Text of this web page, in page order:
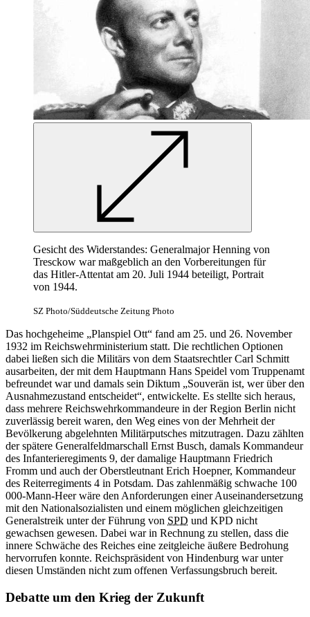
Gesicht des Widerstandes: Generalmajor Henning von
Tresckow warmaßgeblich an den Vorbereitungen für
das Hitler-Attentat am 20. Juli 1944 beteiligt, Portrait
von 1944.
SZ Photo/Süddeutsche Zeitung Photo
Das hochgeheime „Planspiel Ott“ fand am 25. und 26. November
1932 im Reichswehrministerium statt. Die rechtlichen Optionen
dabei ließen sich die Militärs von dem Staatsrechtler Carl Schmitt
ausarbeiten, der mit dem Hauptmann Hans Speidel vom Truppenamt
befreundet warund damals sein Diktum „Souverän ist, wer über den
Ausnahmezustand entscheidet“, entwickelte. Es stellte sich heraus,
dass mehrere Reichswehrkommandeure in der Region Berlin nicht
zuverlässig bereit waren, den Weg eines von der Mehrheit der
Bevölkerung abgelehnten Militärputsches mitzutragen. Dazu zählten
der spätere Generalfeldmarschall Ernst Busch, damals Kommandeur
des Infanterieregiments 9, der damalige Hauptmann Friedrich
Fromm und auch der Oberstleutnant Erich Hoepner, Kommandeur
des Reiterregiments 4 in Potsdam. Das zahlenmäßig schwache 100
000-Mann-Heer wäre den Anforderungen einer Auseinandersetzung
mit den Nationalsozialisten und einem möglichen gleichzeitigen
Generalstreik unter der Führung von SPD und KPD nicht
gewachsen gewesen. Dabei war in Rechnung zu stellen, dass die
innere Schwäche des Reiches eine zeitgleiche äußere Bedrohung
hervorrufen konnte. Reichspräsident von Hindenburg warunter
diesen Umständen nicht zum offenen Verfassungsbruch bereit.
Debatte um den Krieg der Zukunft